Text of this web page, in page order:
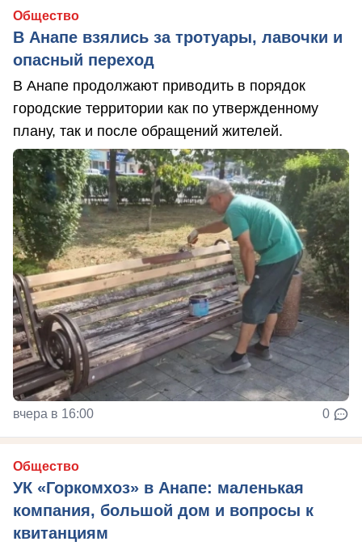
Общество
В Анапе взялись за тротуары, лавочки и
опасный переход
В Анапе продолжают приводить в порядок
городские территории как по утвержденному
плану, так и после обращений жителей.
вчера в 16:00 0
Общество
УК «Горкомхоз» в Анапе: маленькая
компания, большой дом и вопросы к
квитанциям